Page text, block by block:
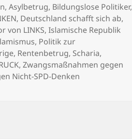
,Asylbetrug, Bildungslose Politiker,
, Deutschland schafft sich ab,
von LINKS,Islamische Republik
, Politik zur
, Rentenbetrug, Scharia,
,Zwangsmaßnahmen gegen
Nicht-SPD-Denken